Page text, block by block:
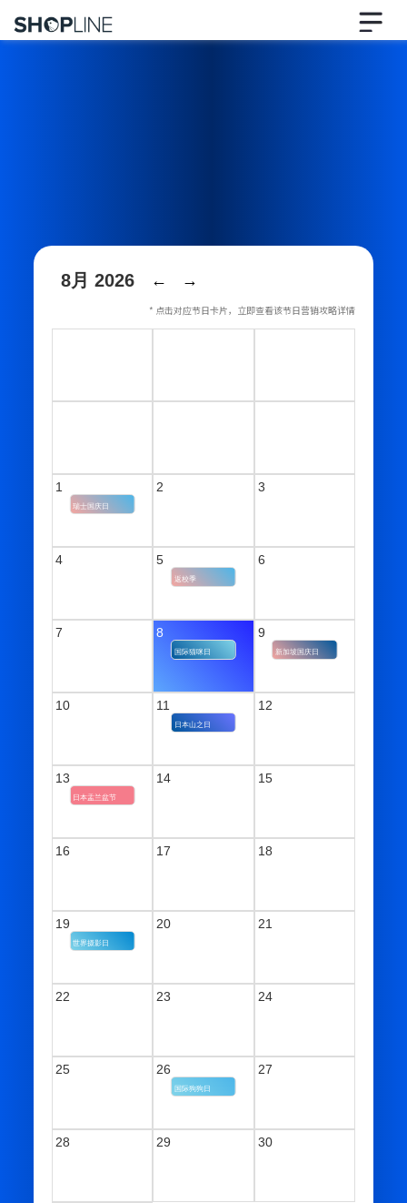
8月 2026 ← →
* 点击对应节日卡片，立即查看该节日营销攻略详情
1
瑞士国庆日
2 3
4 5
返校季
6
7 8
国际猫咪日
9
新加坡国庆日
10 11
日本山之日
12
13
日本盂兰盆节
14 15
16 17 18
19
世界摄影日
20 21
22 23 24
25 26
国际狗狗日
27
28 29 30